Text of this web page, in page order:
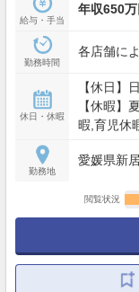
給与・手当
年収650
勤務時間
各店舗に
休日・休暇
【休日】
【休暇】
暇,育児休
勤務地
愛媛県新
閲覧状況